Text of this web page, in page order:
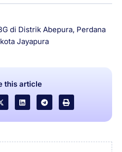
di Distrik Abepura, Perdana
Jayapura
this article